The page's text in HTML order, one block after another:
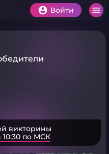
Войти
викторины
10:30 по МСК